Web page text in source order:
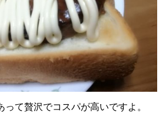
て贅沢でコスパが高いですよ。